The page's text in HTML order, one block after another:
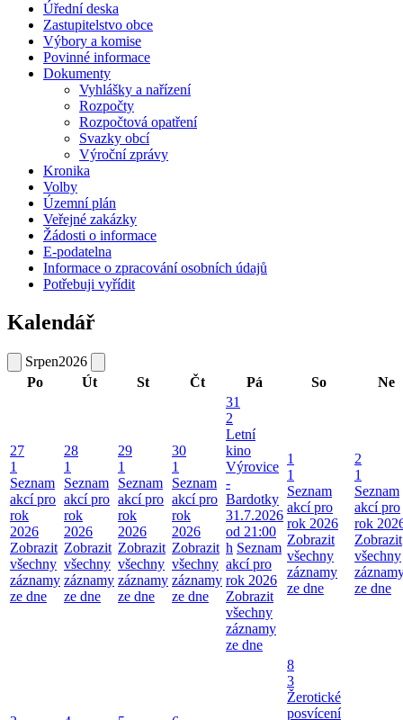
Úřední deska
Zastupitelstvo obce
Výbory a komise
Povinné informace
Dokumenty
Vyhlášky a nařízení
Rozpočty
Rozpočtová opatření
Svazky obcí
Výroční zprávy
Kronika
Volby
Územní plán
Veřejné zakázky
Žádosti o informace
E-podatelna
Informace o zpracování osobních údajů
Potřebuji vyřídit
Kalendář
Srpen2026
Po
Út St Čt Pá So Ne
27
1
Seznam
akcí pro
rok
2026
Zobrazit
všechny
záznamy
ze dne
28
1
Seznam
akcí pro
rok
2026
Zobrazit
všechny
záznamy
ze dne
29
1
Seznam
akcí pro
rok
2026
Zobrazit
všechny
záznamy
ze dne
30
1
Seznam
akcí pro
rok
2026
Zobrazit
všechny
záznamy
ze dne
31
2
Letní
kino
Výrovice
-
Bardotky
31.7.2026
od 21:00
h Seznam
akcí pro
rok 2026
Zobrazit
všechny
záznamy
ze dne
1
1
Seznam
akcí pro
rok 2026
Zobrazit
všechny
záznamy
ze dne
2
1
Seznam
akcí pro
rok
Zobrazit
všechny
ze dne
8
3
Žerotické
posvícení